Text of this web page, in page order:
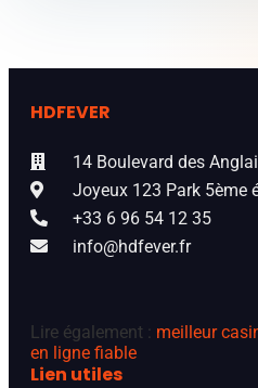
HDFEVER
14 Boulevard des
Joyeux 123 Park 5ème
+33 6 96 54 12 35
info@hdfever.fr
Lire également : meilleur
en ligne fiable
Lien utiles